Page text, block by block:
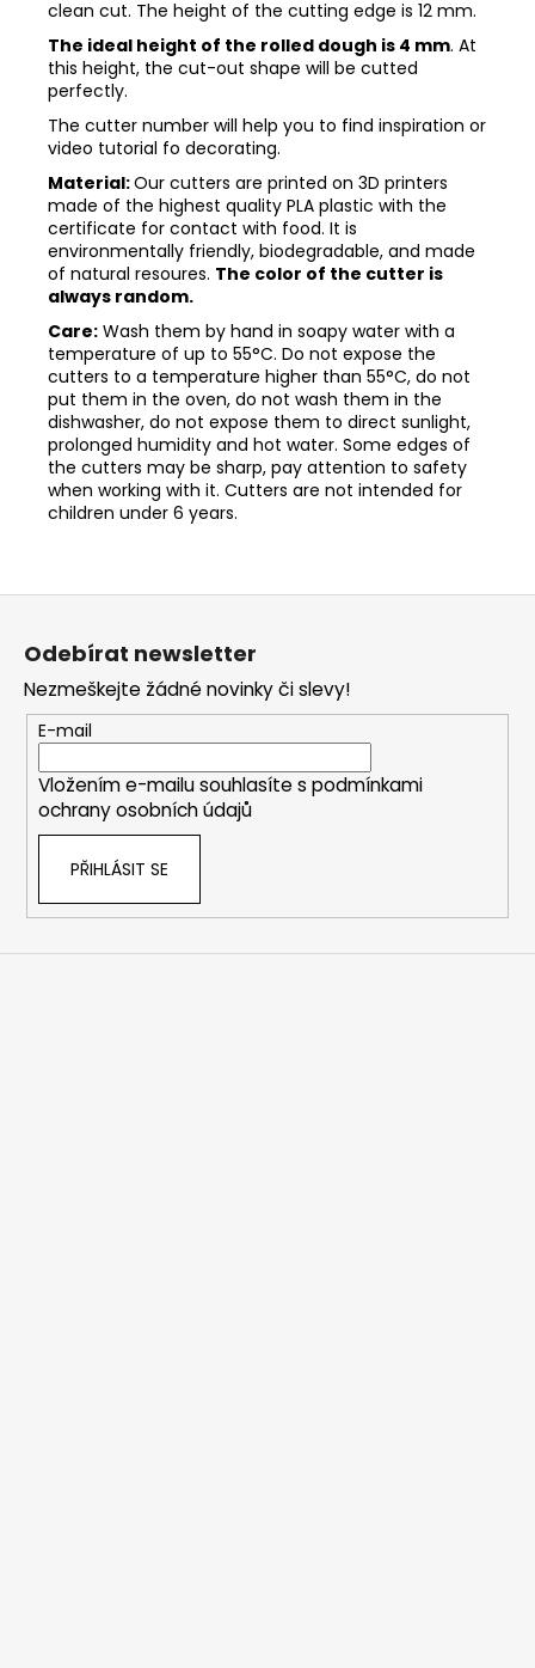
clean cut. The height of the cutting edge is 12 mm.
The ideal height of the rolled dough is 4 mm. At
this height, the cut-out shape will be cutted
perfectly.
The cutter number will help you to find inspiration or
video tutorial fo decorating.
Material:Our cutters are printed on 3D printers
made of the highest quality PLA plastic with the
certificate for contact with food. It is
environmentally friendly, biodegradable, and made
of natural resoures. The color of the cutter is
always random.
Care: Wash them by hand in soapy water with a
temperature of up to 55°C. Do not expose the
cutters to a temperature higher than 55°C, do not
put them in the oven, do not wash them in the
dishwasher, do not expose them to direct sunlight,
prolonged humidity and hot water. Some edges of
the cutters may be sharp, pay attention to safety
when working with it. Cutters are not intended for
children under 6 years.
Z
Odebírat newsletter
Nezmeškejte žádné novinky či slevy!
E-mail
Vložením e-mailu souhlasíte s podmínkami
ochrany osobních údajů
PŘIHLÁSIT SE